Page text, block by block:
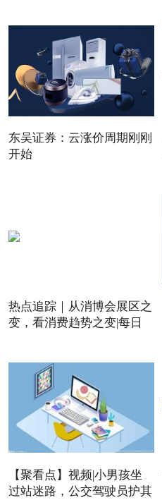
东吴证券：云涨价周期刚刚
开始
热点追踪｜从消博会展区之
变，看消费趋势之变|每日
【聚看点】视频|小男孩坐
过站迷路，公交驾驶员护其